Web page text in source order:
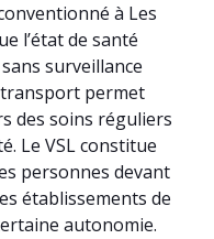
à Les
l’état de santé
surveillance
transport permet
des soins réguliers
Le VSL constitue
personnes devant
établissements de
autonomie.